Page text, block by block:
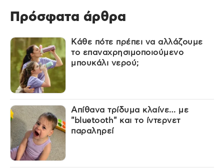
Πρόσφατα άρθρα
Κάθε πότε πρέπει να αλλάζουμε
το επαναχρησιμοποιούμενο
μπουκάλι νερού;
Απίθανα τρίδυμα κλαίνε… με
"bluetooth" και το ίντερνετ
παραληρεί